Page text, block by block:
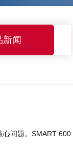
新闻
问题。SMART